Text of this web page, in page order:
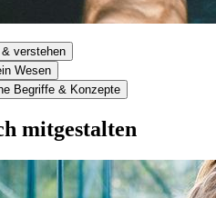
verstehen
Wesen
Begriffe & Konzepte
mitgestalten